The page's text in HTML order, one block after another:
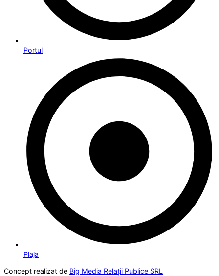
Portul
Plaja
Concept realizat de Big Media Relații Publice SRL